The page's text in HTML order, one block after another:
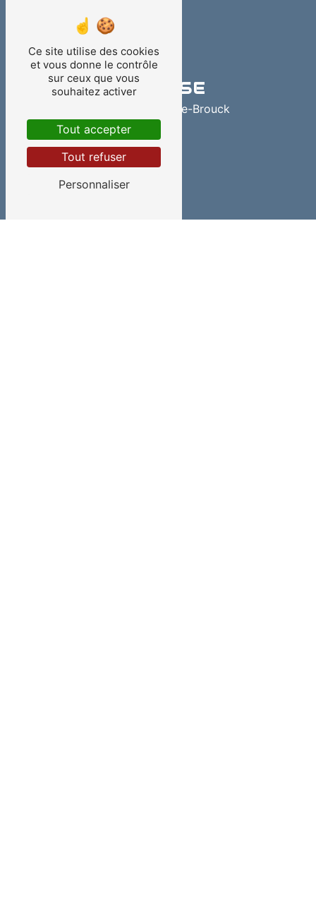
ADRESSE
59630 Saint-Pierre-Brouck
Ce site utilise des cookies
et vous donne le contrôle
sur ceux que vous
souhaitez activer
Tout accepter
Tout refuser
Personnaliser